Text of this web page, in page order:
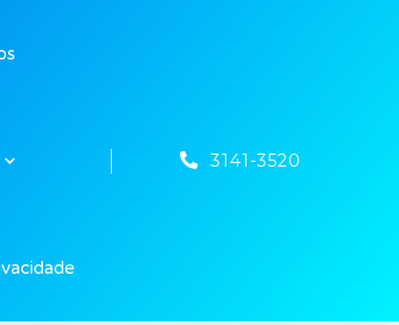
3141-3520